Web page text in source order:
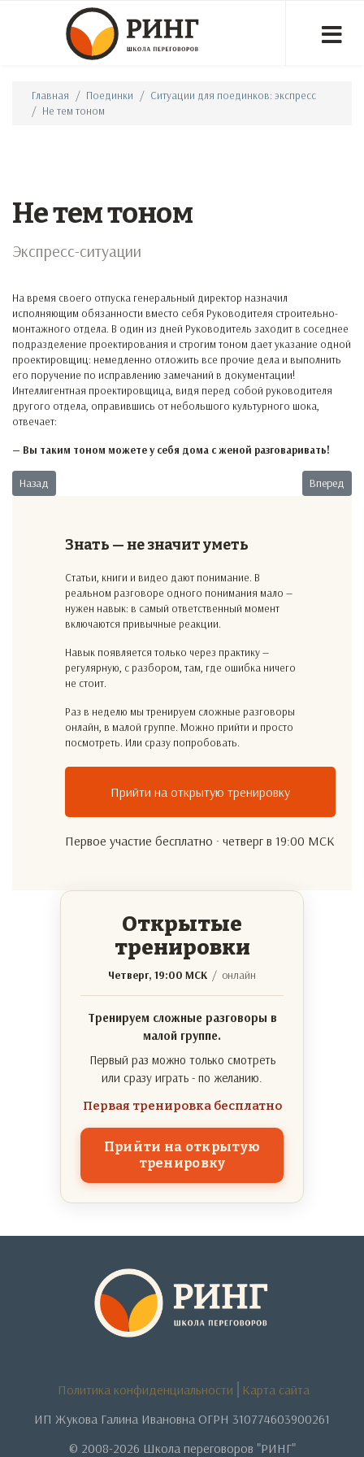
Главная Поединки
Ситуации для поединков: экспресс
Не тем тоном
Не тем тоном
Экспресс-ситуации
На время своего отпуска генеральный директор назначил
исполняющим обязанности вместо себя Руководителя строительно-
монтажного отдела. В один из дней Руководитель заходит в соседнее
подразделение проектирования и строгим тоном дает указание одной
проектировщиц: немедленно отложить все прочие дела и выполнить
его поручение по исправлению замечаний в документации!
Интеллигентная проектировщица, видя перед собой руководителя
другого отдела, оправившись от небольшого культурного шока,
отвечает:
— Вы таким тоном можете у себя дома с женой разговаривать!
Предыдущий: Не справишься
Назад Вперед
Знать — не значит уметь
Статьи, книги и видео дают понимание. В
реальном разговоре одного понимания мало —
нужен навык: в самый ответственный момент
включаются привычные реакции.
Навык появляется только через практику —
регулярную, с разбором, там, где ошибка ничего
не стоит.
Раз в неделю мы тренируем сложные разговоры
онлайн, в малой группе. Можно прийти и просто
посмотреть. Или сразу попробовать.
Прийти на открытую тренировку
Первое участие бесплатно · четверг в 19:00 МСК
Открытые
тренировки
Четверг, 19:00 МСК / онлайн
Тренируем сложные разговоры в
малой группе.
Первый раз можно только смотреть
или сразу играть - по желанию.
Первая тренировка бесплатно
Прийти на открытую
тренировку
Политика конфиденциальности
Карта сайта
ИП Жукова Галина Ивановна ОГРН 310774603900261
© 2008-2026 Школа переговоров "РИНГ"